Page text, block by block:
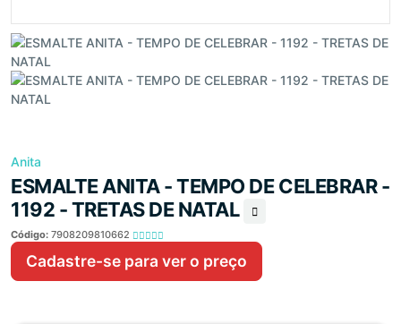
Anita
ESMALTE ANITA - TEMPO DE CELEBRAR -
1192 - TRETAS DE NATAL
Código: 7908209810662
Cadastre-se para ver o preço